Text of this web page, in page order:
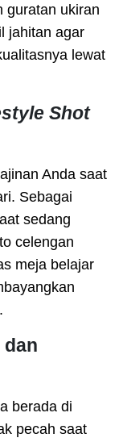
guratan ukiran
jahitan agar
lewat
Shot
Anda saat
Sebagai
sedang
celengan
meja belajar
berada di
pecah saat